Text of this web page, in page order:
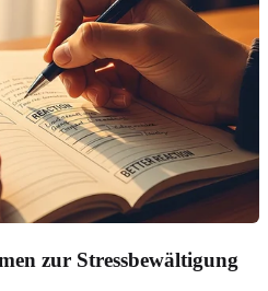
zur Stressbewältigung